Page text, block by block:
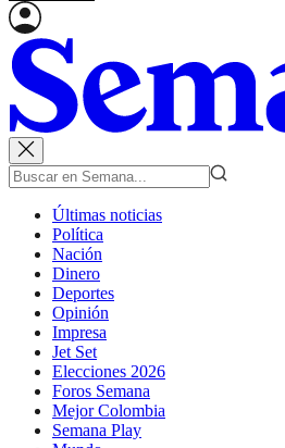
Últimas noticias
Política
Nación
Dinero
Deportes
Opinión
Impresa
Jet Set
Elecciones 2026
Foros Semana
Mejor Colombia
Semana Play